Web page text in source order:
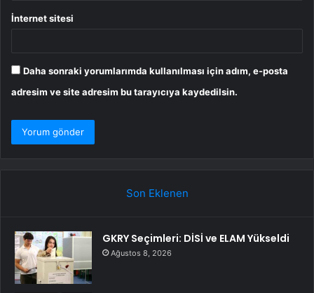
İnternet sitesi
Daha sonraki yorumlarımda kullanılması için adım, e-posta
adresim ve site adresim bu tarayıcıya kaydedilsin.
Son Eklenen
GKRY Seçimleri: DİSİ ve ELAM Yükseldi
Ağustos 8, 2026